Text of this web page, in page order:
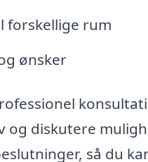
forskellige rum
ønsker
diskutere
så du